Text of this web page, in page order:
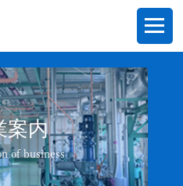
案内
of business